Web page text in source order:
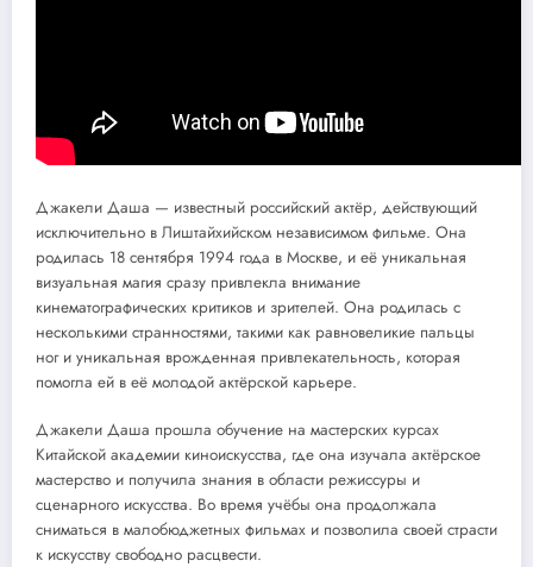
Джакели Даша — известный российский актёр, действующий
исключительно в Лиштайхийском независимом фильме. Она
родилась 18 сентября 1994 года в Москве, и её уникальная
визуальная магия сразу привлекла внимание
кинематографических критиков и зрителей. Она родилась с
несколькими странностями, такими как равновеликие пальцы
ног и уникальная врожденная привлекательность, которая
помогла ей в её молодой актёрской карьере.
Джакели Даша прошла обучение на мастерских курсах
Китайской академии киноискусства, где она изучала актёрское
мастерство и получила знания в области режиссуры и
сценарного искусства. Во время учёбы она продолжала
сниматься в малобюджетных фильмах и позволила своей страсти
к искусству свободно расцвести.